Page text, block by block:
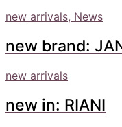
new arrivals, News
new brand:
new arrivals
new in: RIANI